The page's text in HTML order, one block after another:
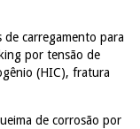
carregamento para
por tensão de
(HIC), fratura
de corrosão por